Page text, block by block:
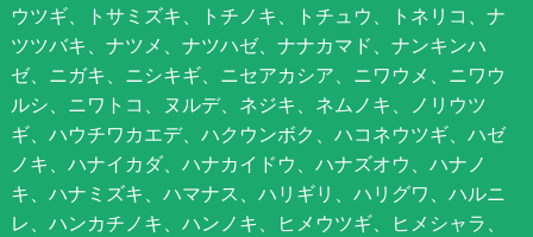
ウツギ、トサミズキ、トチノキ、トチュウ、トネリコ、ナ
ツツバキ、ナツメ、ナツハゼ、ナナカマド、ナンキンハ
ゼ、ニガキ、ニシキギ、ニセアカシア、ニワウメ、ニワウ
ルシ、ニワトコ、ヌルデ、ネジキ、ネムノキ、ノリウツ
ギ、ハウチワカエデ、ハクウンボク、ハコネウツギ、ハゼ
ノキ、ハナイカダ、ハナカイドウ、ハナズオウ、ハナノ
キ、ハナミズキ、ハマナス、ハリギリ、ハリグワ、ハルニ
レ、ハンカチノキ、ハンノキ、ヒメウツギ、ヒメシャラ、